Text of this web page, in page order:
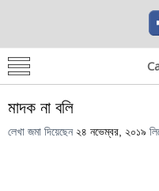
মাদক না বলি
লেখা জমা দিয়েছেন ২৪ নভেম্বর, ২০১৯